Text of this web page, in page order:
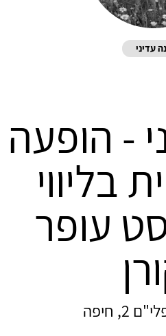
עדיני
- הופעה
בליווי
עופר
2, חיפה